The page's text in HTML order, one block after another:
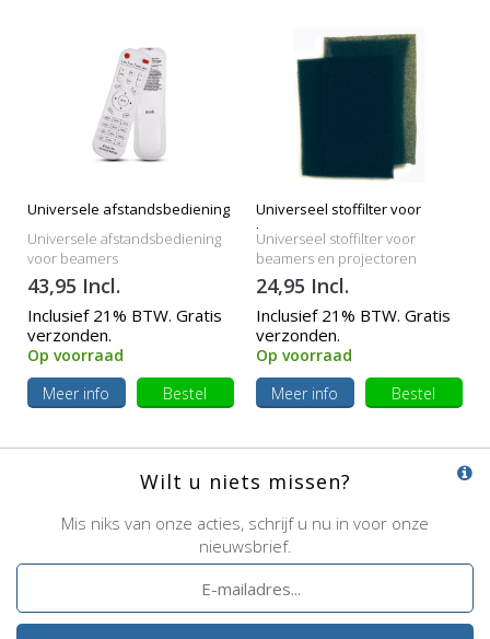
Universele afstandsbediening
Universele afstandsbediening
voor beamers
43,95 Incl.
Inclusief 21% BTW. Gratis
verzonden.
Op voorraad
Meer info
Bestel
Universeel stoffilter voor
beamers
Universeel stoffilter voor
beamers en projectoren
24,95 Incl.
Inclusief 21% BTW. Gratis
verzonden.
Op voorraad
Meer info
Bestel
Wilt u niets missen?
Mis niks van onze acties, schrijf u nu in voor onze
nieuwsbrief.